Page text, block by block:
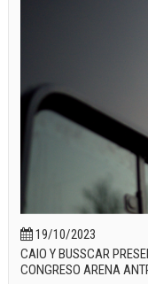
19/10/2023
CAIO Y BUSSCAR
CONGRESO ARENA